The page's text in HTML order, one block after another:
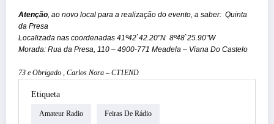
Atenção , ao novo local para a realização do evento, a saber: Quinta
da Presa
Localizada nas coordenadas 41º42`42.20″N 8º48`25.90″W
Morada: Rua da Presa, 110 – 4900-771 Meadela – Viana Do Castelo
73 e Obrigado , Carlos Nora – CT1END
Etiqueta
Amateur Radio Feiras De Rádio